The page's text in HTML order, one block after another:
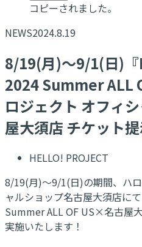
コピーされました。
NEWS2024.8.19
8/19(月)～9/1(日)
2024 Summer ALL
ロジェクト オフィ
屋大須店 チケット提
HELLO! PROJECT
8/19(月)～9/1(日)の期間、ハ
ャルショップ名古屋大須店に
Summer ALL OF US×名古屋
実施いたします！